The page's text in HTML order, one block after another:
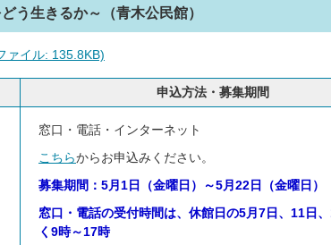
う生きるか～（青木公民館）
ァイル: 135.8KB)
申込方法・募集期間
窓口・電話・インターネット
こちらからお申込みください。
募集期間：5月1日（金曜日）～5月22日（金曜日）
窓口・電話の受付時間は、休館日の5月7日、11日
く9時～17時